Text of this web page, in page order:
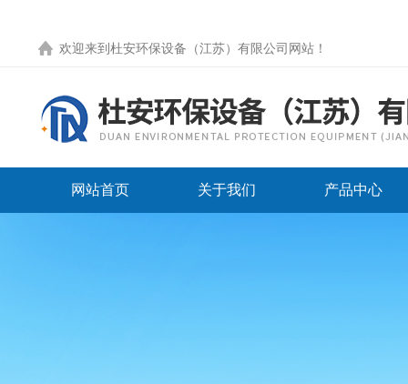
欢迎来到 杜安环保设备（江苏）有限公司网站 ！
网站首页 关于我们 产品中心